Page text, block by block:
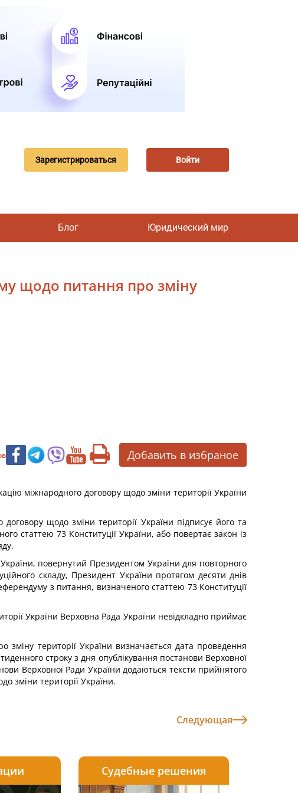
Зарегистрироваться Войти
Блог Юридический мир
щодо питання про зміну
Добавить в избраное
міжнародного договору щодо зміни території України
щодо зміни території України підписує його та
статтею 73 Конституції України, або повертає закон із
повернутий Президентом України для повторного
складу, Президент України протягом десяти днів
з питання, визначеного статтею 73 Конституції
України Верховна Рада України невідкладно приймає
території України визначається дата проведення
строку з дня опублікування постанови Верховної
Верховної Ради України додаються тексти прийнятого
зміни території України.
Следующая
Судебные решения